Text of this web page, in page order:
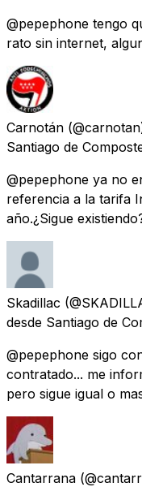
@pepephone tengo
rato sin internet,
Carnotán
Santiago de
@pepephone ya no
referencia a la tarifa
año.¿Sigue
Skadillac
desde Santiago de
@pepephone sigo
contratado... me
pero sigue igual o
Cantarrana